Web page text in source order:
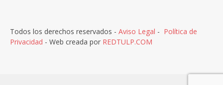
Todos los derechos reservados - Aviso Legal - Política de
Privacidad - Web creada por REDTULP.COM